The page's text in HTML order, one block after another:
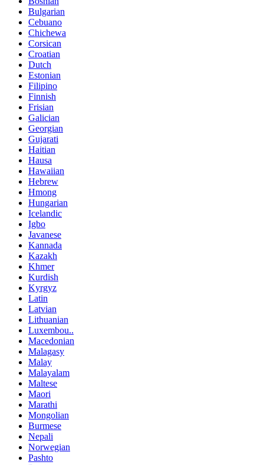
Bulgarian
Cebuano
Chichewa
Corsican
Croatian
Dutch
Estonian
Filipino
Finnish
Frisian
Galician
Georgian
Gujarati
Haitian
Hausa
Hawaiian
Hebrew
Hmong
Hungarian
Icelandic
Igbo
Javanese
Kannada
Kazakh
Khmer
Kurdish
Kyrgyz
Latin
Latvian
Lithuanian
Luxembou..
Macedonian
Malagasy
Malay
Malayalam
Maltese
Maori
Marathi
Mongolian
Burmese
Nepali
Norwegian
Pashto